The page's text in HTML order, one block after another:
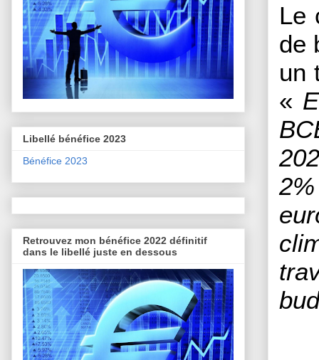
Le
de
un
«
Libellé bénéfice 2023
Bénéfice 2023
Retrouvez mon bénéfice 2022 définitif
dans le libellé juste en dessous